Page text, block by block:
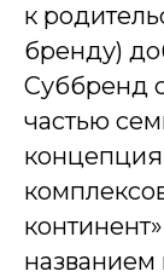
к
бренду)
Суббренд
частью
названием